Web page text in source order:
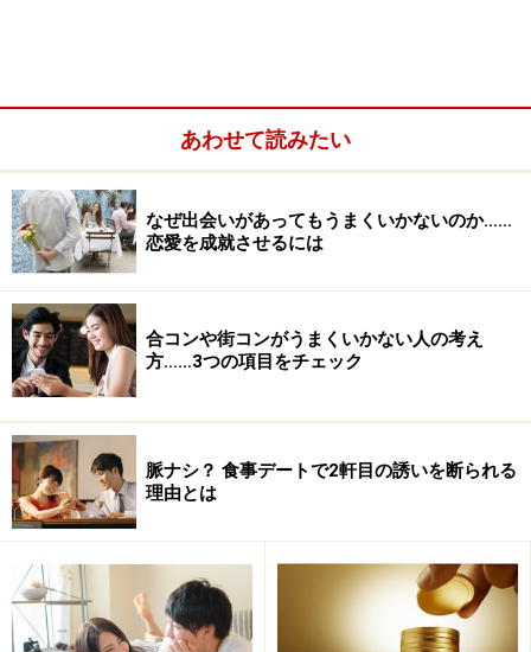
あわせて読みたい
なぜ出会いがあってもうまくいかないのか……
恋愛を成就させるには
合コンや街コンがうまくいかない人の考え
方……3つの項目をチェック
脈ナシ？ 食事デートで2軒目の誘いを断られる
理由とは